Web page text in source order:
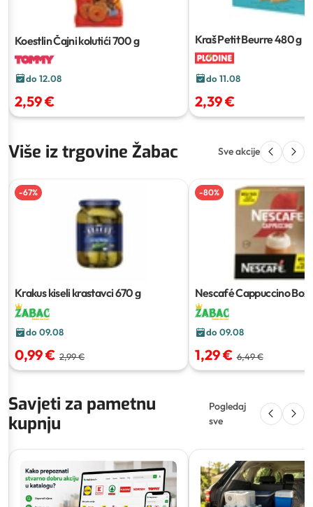
Koestlin Čajni kolutići700 g
do 12.08
2,59 €
Kraš Petit Beurre480 g
do 11.08
2,39 €
Više iz trgovine Žabac Sve akcije
-67%
Krakus kiseli krastavci670 g
do 09.08
0,99 € 2,99 €
-80%
Nescafé Cappuccino Box
g
do 09.08
1,29 € 6,49 €
Savjeti za pametnu
kupnju
Pogledaj
sve